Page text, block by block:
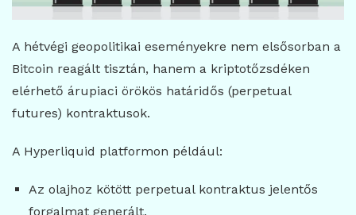
A hétvégi geopolitikai eseményekre nem elsősorban a
Bitcoin reagált tisztán, hanem a kriptotőzsdéken
elérhető árupiaci örökös határidős (perpetual
futures) kontraktusok.
A Hyperliquid platformon például:
Az olajhoz kötött perpetual kontraktus jelentős
forgalmat generált.